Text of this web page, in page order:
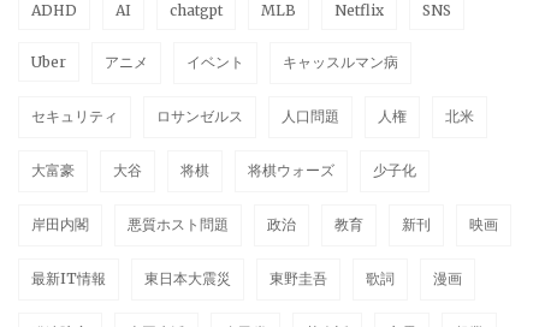
ADHD AI chatgpt MLB Netflix SNS
Uber アニメ イベント キャッスルマン病
セキュリティ ロサンゼルス 人口問題 人権 北米
大富豪 大谷 将棋 将棋ウォーズ 少子化
岸田内閣 悪質ホスト問題 政治 教育 新刊 映画
最新IT情報 東日本大震災 東野圭吾 歌詞 漫画